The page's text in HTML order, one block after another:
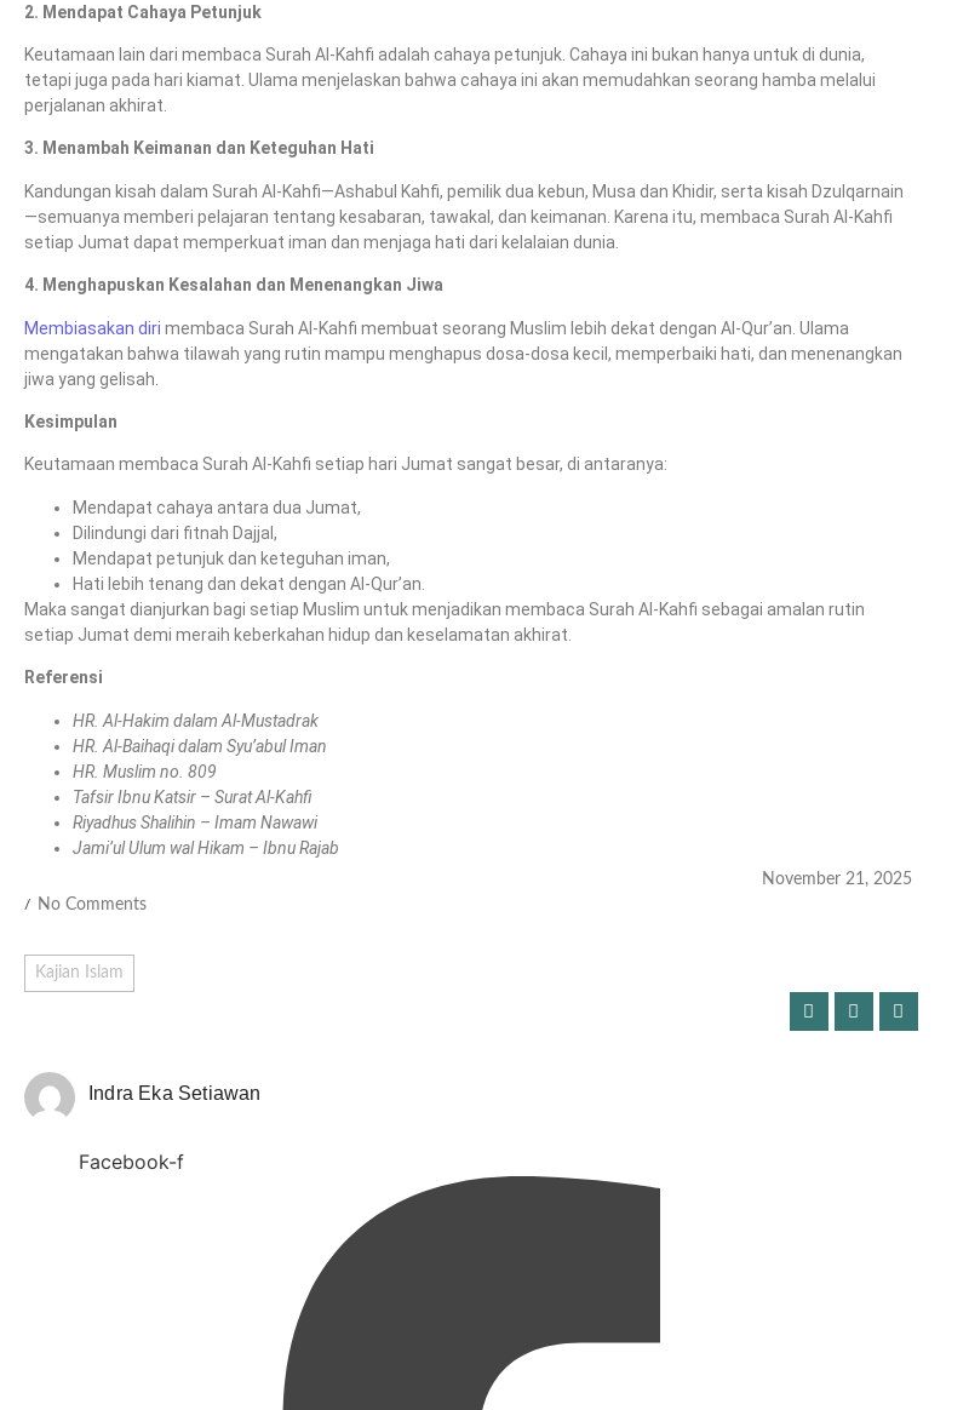
2. Mendapat Cahaya Petunjuk
Keutamaan lain dari membaca Surah Al-Kahfi adalah cahaya petunjuk. Cahaya ini bukan hanya untuk di dunia,
tetapi juga pada hari kiamat. Ulama menjelaskan bahwa cahaya ini akan memudahkan seorang hamba melalui
perjalanan akhirat.
3. Menambah Keimanan dan Keteguhan Hati
Kandungan kisah dalam Surah Al-Kahfi—Ashabul Kahfi, pemilik dua kebun, Musa dan Khidir, serta kisah Dzulqarnain
—semuanya memberi pelajaran tentang kesabaran, tawakal, dan keimanan. Karena itu, membaca Surah Al-Kahfi
setiap Jumat dapat memperkuat iman dan menjaga hati dari kelalaian dunia.
4. Menghapuskan Kesalahan dan Menenangkan Jiwa
Membiasakan diri membaca Surah Al-Kahfi membuat seorang Muslim lebih dekat dengan Al-Qur’an. Ulama
mengatakan bahwa tilawah yang rutin mampu menghapus dosa-dosa kecil, memperbaiki hati, dan menenangkan
jiwa yang gelisah.
Kesimpulan
Keutamaan membaca Surah Al-Kahfi setiap hari Jumat sangat besar, di antaranya:
Mendapat cahaya antara dua Jumat,
Dilindungi dari fitnah Dajjal,
Mendapat petunjuk dan keteguhan iman,
Hati lebih tenang dan dekat dengan Al-Qur’an.
Maka sangat dianjurkan bagi setiap Muslim untuk menjadikan membaca Surah Al-Kahfi sebagai amalan rutin
setiap Jumat demi meraih keberkahan hidup dan keselamatan akhirat.
Referensi
HR. Al-Hakim dalam Al-Mustadrak
HR. Al-Baihaqi dalam Syu’abul Iman
HR. Muslim no. 809
Tafsir Ibnu Katsir – Surat Al-Kahfi
Riyadhus Shalihin – Imam Nawawi
Jami’ul Ulum wal Hikam – Ibnu Rajab
November 21, 2025
/ No Comments
Kajian Islam
Indra Eka Setiawan
Facebook-f